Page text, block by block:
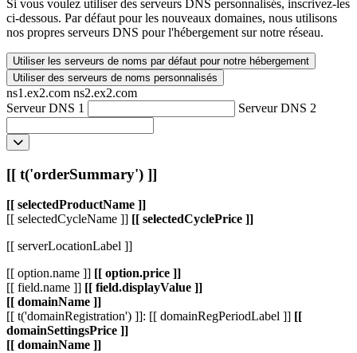
Si vous voulez utiliser des serveurs DNS personnalisés, inscrivez-les
ci-dessous. Par défaut pour les nouveaux domaines, nous utilisons
nos propres serveurs DNS pour l'hébergement sur notre réseau.
Utiliser les serveurs de noms par défaut pour notre hébergement
Utiliser des serveurs de noms personnalisés
ns1.ex2.com ns2.ex2.com
Serveur DNS 1
Serveur DNS 2
[[ t('orderSummary') ]]
[[ selectedProductName ]]
[[ selectedCycleName ]] [[ selectedCyclePrice ]]
[[ serverLocationLabel ]]
[[ option.name ]] [[ option.price ]]
[[ field.name ]] [[ field.displayValue ]]
[[ domainName ]]
[[ t('domainRegistration') ]]: [[ domainRegPeriodLabel ]] [[
domainSettingsPrice ]]
[[ domainName ]]